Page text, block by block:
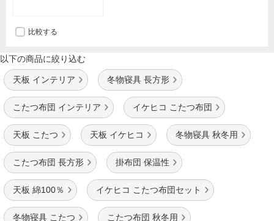
比較する
以下の商品に絞り込む
天板 インテリア 冬物寝具 長方形
こたつ布団 インテリア イケヒコ こたつ布団
天板 こたつ 天板 イケヒコ 冬物寝具 秋冬用
こたつ布団 長方形 掛布団 保温性
天板 綿100％ イケヒコ こたつ布団セット
冬物寝具 こたつ こたつ布団 秋冬用